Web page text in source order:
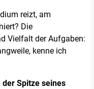
reizt, am
Die
Vielfalt der Aufgaben:
kenne ich
Spitze seines